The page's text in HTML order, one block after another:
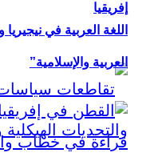
إفريقيا
اللغة العربية في
العربية والإسلامية”